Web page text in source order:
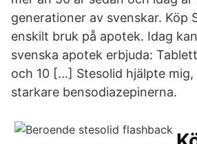
generationer av svenskar. Köp
enskilt bruk på apotek. Idag
svenska apotek erbjuda:
och 10 […] Stesolid hjälpte mig,
starkare bensodiazepinerna.